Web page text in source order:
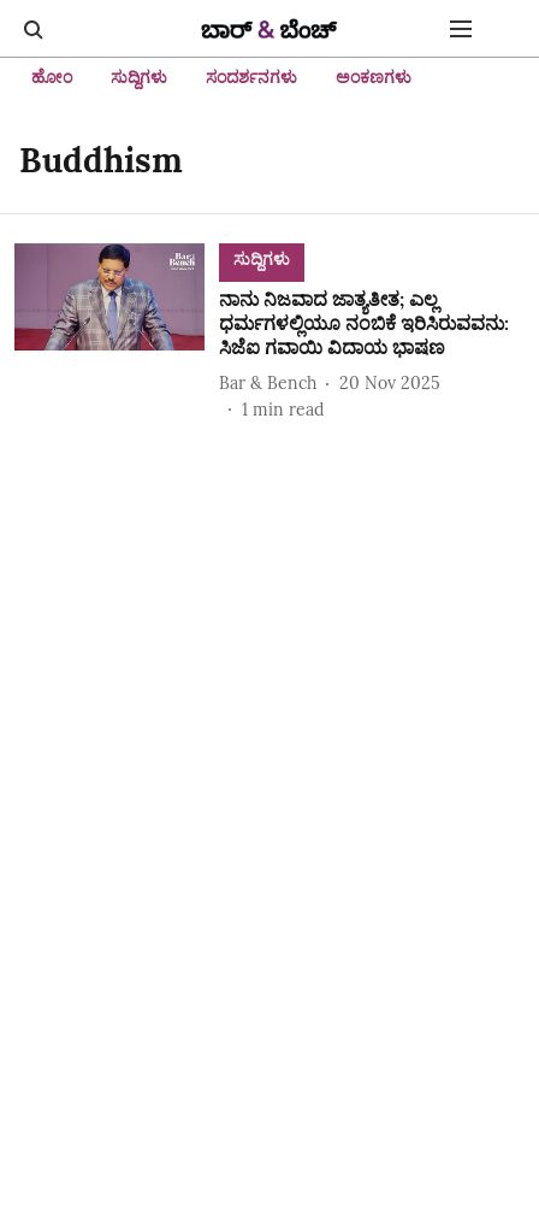
ಹೋಂ ಸುದ್ದಿಗಳು ಸಂದರ್ಶನಗಳು ಅಂಕಣಗಳು
Buddhism
ಸುದ್ದಿಗಳು
ನಾನು ನಿಜವಾದ ಜಾತ್ಯತೀತ; ಎಲ್ಲ
ಧರ್ಮಗಳಲ್ಲಿಯೂ ನಂಬಿಕೆ ಇರಿಸಿರುವವನು:
ಸಿಜೆಐ ಗವಾಯಿ ವಿದಾಯ ಭಾಷಣ
Bar & Bench
20 Nov 2025
1 min read